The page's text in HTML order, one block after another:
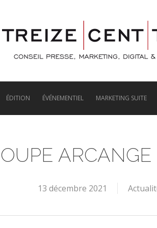
ÉDITION ÉVÉNEMENTIEL MARKETING SUITE
ARCANGE
13 décembre 2021